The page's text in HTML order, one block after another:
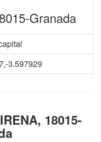
Granada
3.597929
18015-